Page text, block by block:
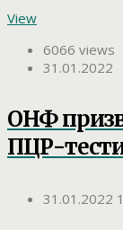
View
6066 views
31.01.2022
ОНФ
ПЦР-
31.01.2022